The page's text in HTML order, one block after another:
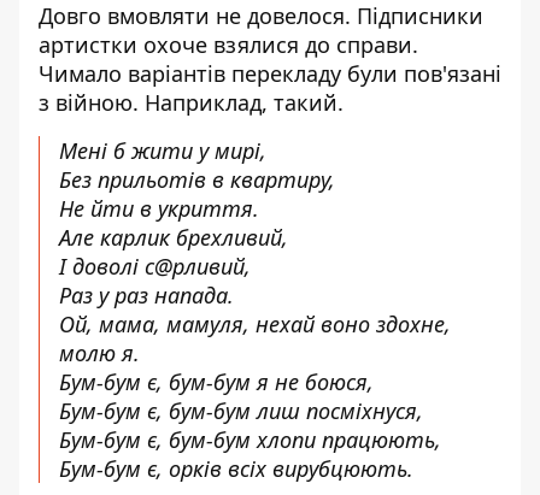
Довго вмовляти не довелося. Підписники
артистки охоче взялися до справи.
Чимало варіантів перекладу були пов'язані
з війною. Наприклад, такий.
Мені б жити у мирі,
Без прильотів в квартиру,
Не йти в укриття.
Але карлик брехливий,
І доволі с@рливий,
Раз у раз напада.
Ой, мама, мамуля, нехай воно здохне,
молю я.
Бум-бум є, бум-бум я не боюся,
Бум-бум є, бум-бум лиш посміхнуся,
Бум-бум є, бум-бум хлопи працюють,
Бум-бум є, орків всіх вирубцюють.